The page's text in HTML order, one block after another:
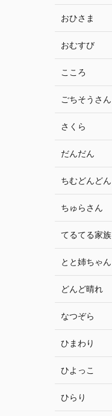
おひさま
おむすび
こころ
ごちそうさん
さくら
だんだん
ちむどんどん
ちゅらさん
てるてる家族
とと姉ちゃん
どんど晴れ
なつぞら
ひまわり
ひよっこ
ひらり